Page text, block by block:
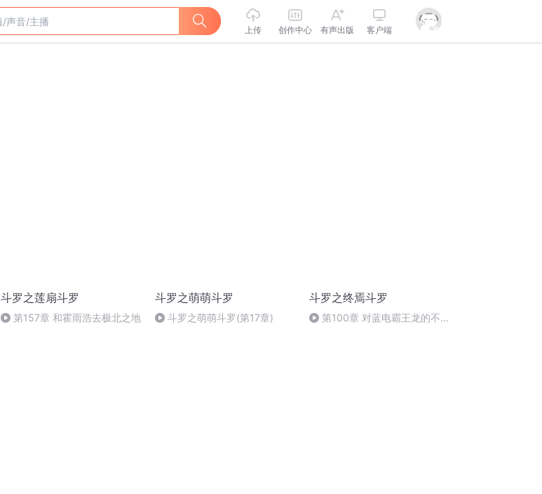
上传 创作中心 有声出版 客户端
斗罗之莲扇斗罗
第157章 和霍雨浩去极北之地
斗罗之萌萌斗罗
斗罗之萌萌斗罗(第17章)
斗罗之终焉斗罗
第100章 对蓝电霸王龙的不